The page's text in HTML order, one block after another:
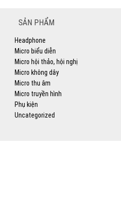
SẢN PHẨM
Headphone
Micro biểu diễn
Micro hội thảo, hội nghị
Micro không dây
Micro thu âm
Micro truyền hình
Phụ kiện
Uncategorized